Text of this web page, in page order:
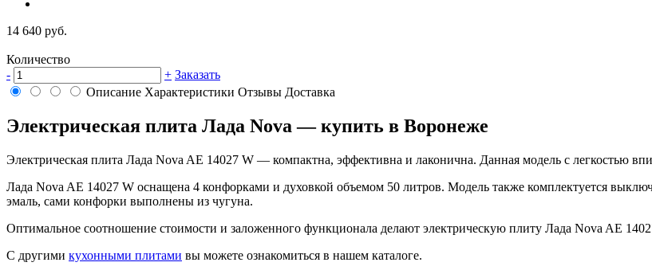
14 640 руб.
Количество
-
+ Заказать
Описание Характеристики Отзывы Доставка
Электрическая плита Лада Nova — купить в Воронеже
Электрическая плита Лада Nova AE 14027 W — компактна, эффективна и лаконична. Данная модель с легкостью
Лада Nova AE 14027 W оснащена 4 конфорками и духовкой объемом 50 литров. Модель также комплектуется
эмаль, сами конфорки выполнены из чугуна.
Оптимальное соотношение стоимости и заложенного функционала делают электрическую плиту Лада Nova AE
С другими кухонными плитами вы можете ознакомиться в нашем каталоге.